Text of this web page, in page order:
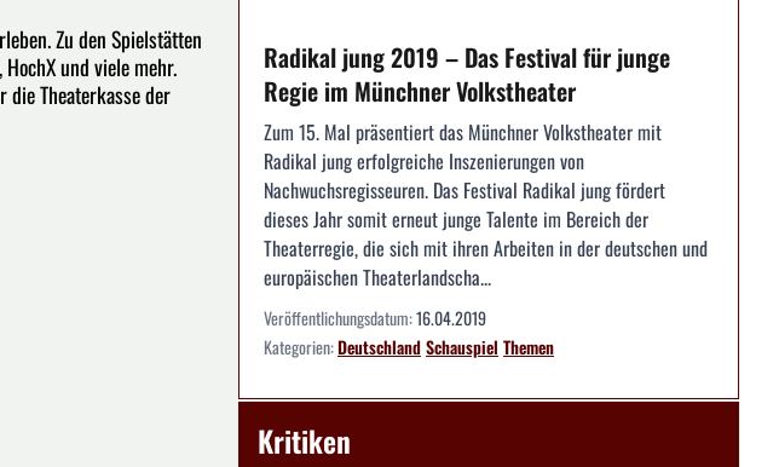
Zu den Spielstätten
und viele mehr.
Theaterkasse der
Radikal jung 2019 – Das Festival für junge
Regie im Münchner Volkstheater
Zum 15. Mal präsentiert das Münchner Volkstheater mit
Radikal jung erfolgreiche Inszenierungen von
Nachwuchsregisseuren. Das Festival Radikal jung fördert
dieses Jahr somit erneut junge Talente im Bereich der
Theaterregie, die sich mit ihren Arbeiten in der deutschen und
europäischen Theaterlandscha...
Veröffentlichungsdatum:16.04.2019
Kategorien:DeutschlandSchauspiel Themen
Kritiken